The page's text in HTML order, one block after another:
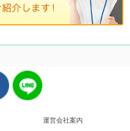
運営会社案内